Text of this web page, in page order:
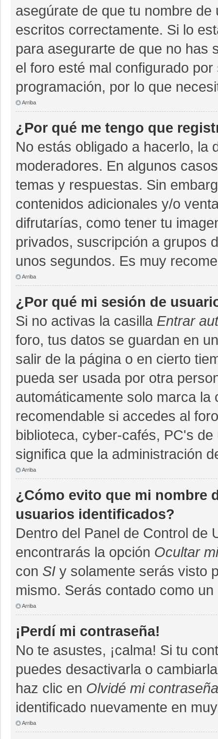
asegúrate de que tu nombre
escritos correctamente. Si lo
para asegurarte de que no has
el foro esté mal configurado
programación, por lo que
Arriba
¿Por qué me tengo que
No estás obligado a hacerlo, la
moderadores. En algunos
temas y respuestas. Sin
contenidos adicionales y/o
difrutarías, como tener tu
privados, suscripción a grupos
unos segundos. Es muy
Arriba
¿Por qué mi sesión de
Si no activas la casilla Entrar
foro, tus datos se guardan en
salir de la página o en cierto
pueda ser usada por otra
automáticamente solo marca la
recomendable si accedes al
biblioteca, cyber-cafés, PC's
significa que la administración
Arriba
¿Cómo evito que mi nombre
usuarios identificados?
Dentro del Panel de Control de
encontrarás la opción Ocultar
con SI y solamente serás visto
mismo. Serás contado como
Arriba
¡Perdí mi contraseña!
No te asustes, ¡calma! Si tu
puedes desactivarla o
haz clic en Olvidé mi contraseña
identificado nuevamente en
Arriba